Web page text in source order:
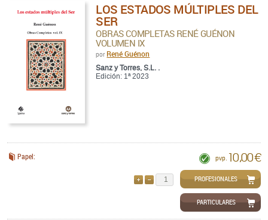
LOS ESTADOS MÚLTIPLES DEL
SER
OBRAS COMPLETAS RENÉ GUÉNON
VOLUMEN IX
por René Guénon
Sanz y Torres, S.L. .
Edición: 1ª 2023
Papel: pvp. 10,00 €
QUITARPROFESIONALES
PARTICULARES